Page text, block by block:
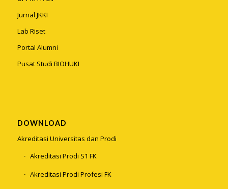
Jurnal JKKI
Lab Riset
Portal Alumni
Pusat Studi BIOHUKI
DOWNLOAD
Akreditasi Universitas dan Prodi
Akreditasi Prodi S1 FK
Akreditasi Prodi Profesi FK